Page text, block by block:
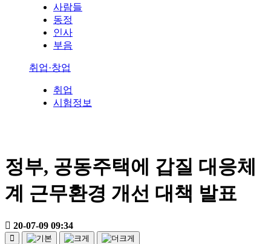
사람들
동정
인사
부음
취업·창업
취업
시험정보
정부, 공동주택에 갑질 대응체
계 근무환경 개선 대책 발표
20-07-09 09:34